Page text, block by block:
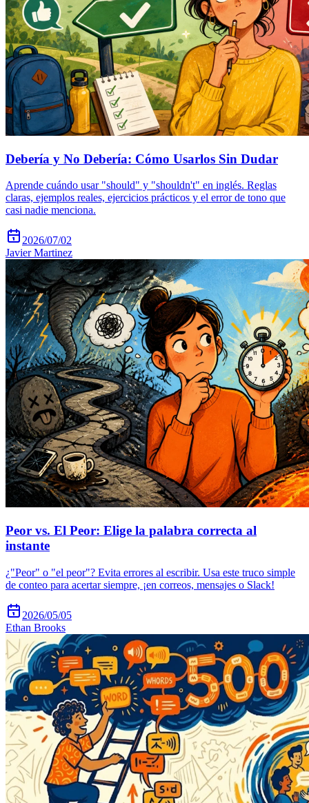
Debería y No Debería: Cómo Usarlos Sin Dudar
Aprende cuándo usar "should" y "shouldn't" en inglés. Reglas
claras, ejemplos reales, ejercicios prácticos y el error de tono que
casi nadie menciona.
2026/07/02
Javier Martinez
Peor vs. El Peor: Elige la palabra correcta al
instante
¿"Peor" o "el peor"? Evita errores al escribir. Usa este truco simple
de conteo para acertar siempre, ¡en correos, mensajes o Slack!
2026/05/05
Ethan Brooks